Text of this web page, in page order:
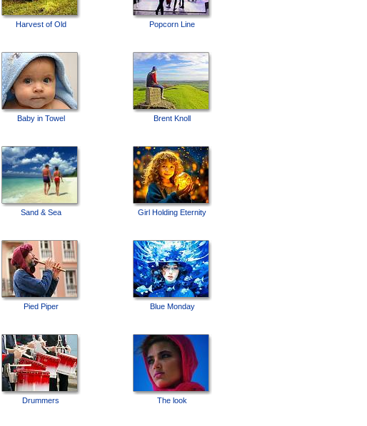
Harvest of Old Popcorn Line
Baby in Towel Brent Knoll
Sand & Sea Girl Holding Eternity
Pied Piper Blue Monday
Drummers The look